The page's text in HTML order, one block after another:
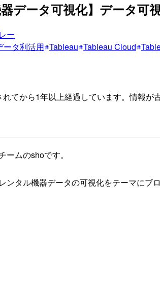
器データ可視化】データ可
ー
ータ利活用 Tableau Tableau Cloud
てから1年以上経過しています。情報が
ムのshoです。
ンタル機器データの可視化をテーマにブ